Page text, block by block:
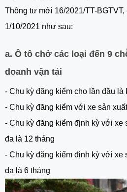
Thông tư mới 16/2021/TT-
1/10/2021 như sau:
a. Ô tô chở các loại đến 9
doanh vận tải
- Chu kỳ đăng kiểm cho lần đầu là
- Chu kỳ đăng kiểm với xe sản
- Chu kỳ đăng kiểm định kỳ với xe
đa là 12 tháng
- Chu kỳ đăng kiểm định kỳ với xe
đa là 6 tháng